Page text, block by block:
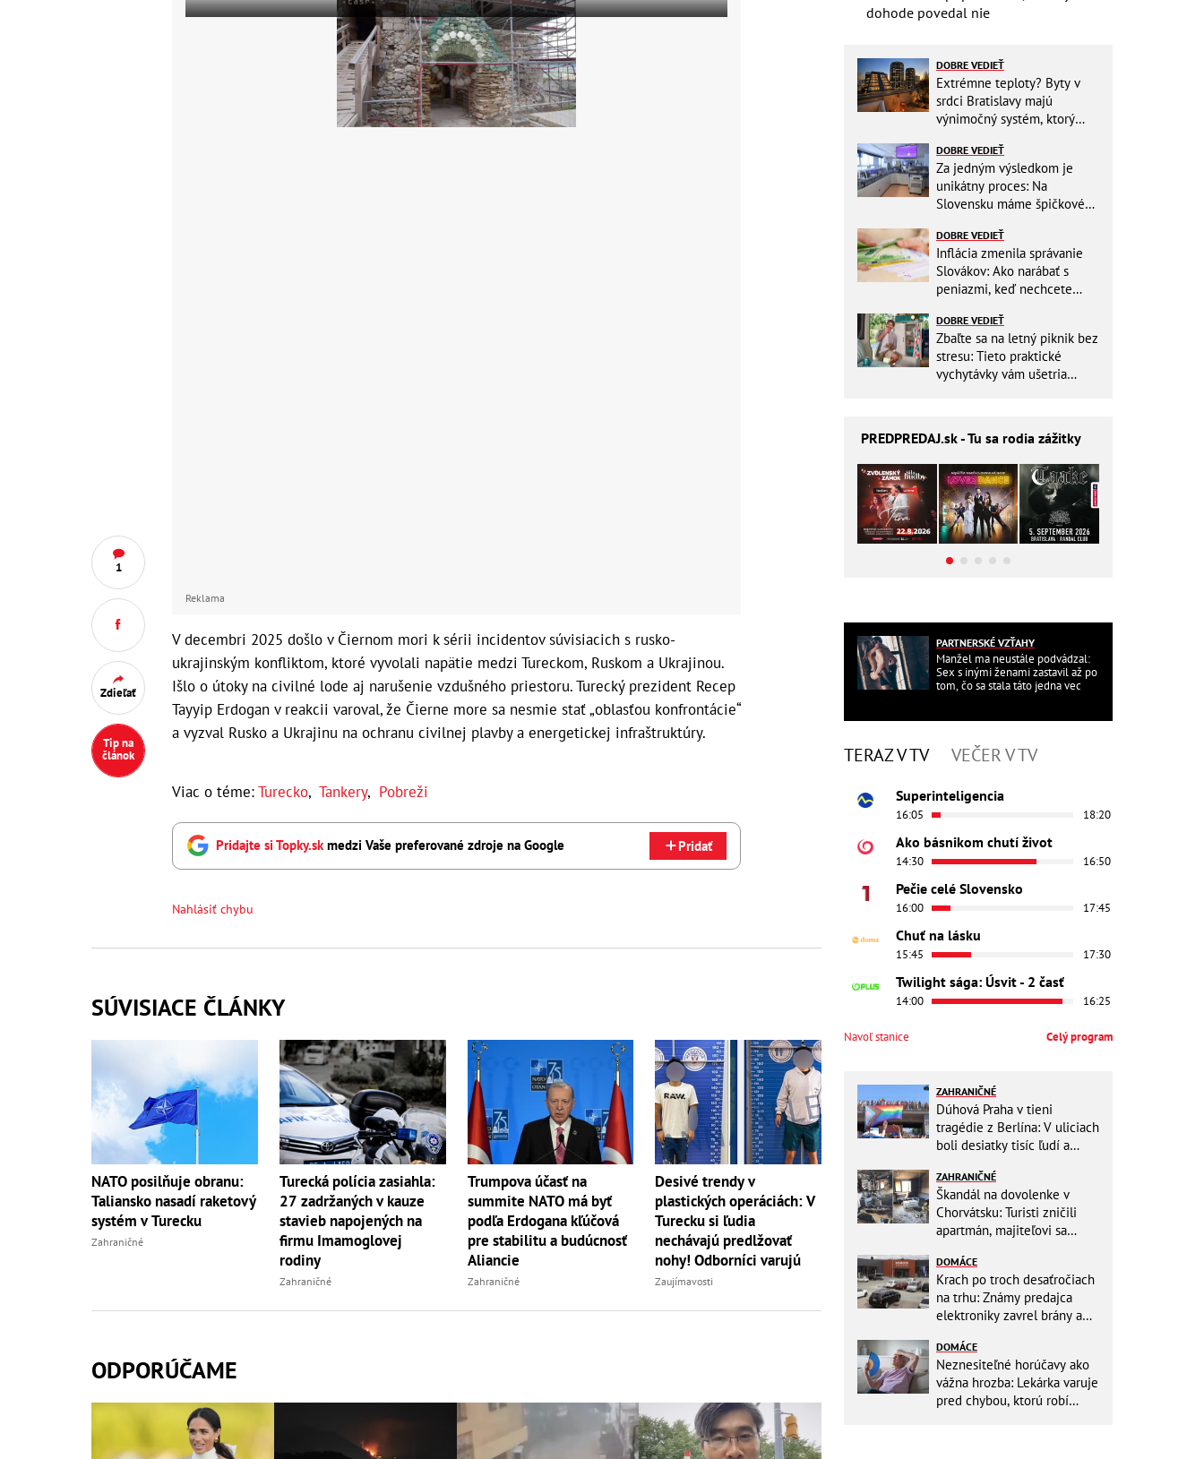
1
Zdieľať
Tip na
článok
Reklama
V decembri 2025 došlo v Čiernom mori k sérii incidentov súvisiacich s rusko-
ukrajinským konfliktom, ktoré vyvolali napätie medzi Tureckom, Ruskom a Ukrajinou.
Išlo o útoky na civilné lode aj narušenie vzdušného priestoru. Turecký prezident Recep
Tayyip Erdogan v reakcii varoval, že Čierne more sa nesmie stať „oblasťou konfrontácie“
a vyzval Rusko a Ukrajinu na ochranu civilnej plavby a energetickej infraštruktúry.
Viac o téme:Turecko, Tankery, Pobreži
Pridajte si Topky.skmedzi Vaše preferované zdroje na Google Pridať
Nahlásiť chybu
SÚVISIACE ČLÁNKY
NATO posilňuje obranu:
Taliansko nasadí raketový
systém v Turecku
Zahraničné
Turecká polícia zasiahla:
27 zadržaných v kauze
stavieb napojených na
firmu Imamoglovej
rodiny
Zahraničné
Trumpova účasť na
summite NATO má byť
podľa Erdogana kľúčová
pre stabilitu a budúcnosť
Aliancie
Zahraničné
Desivé trendy v
plastických operáciách: V
Turecku si ľudia
nechávajú predlžovať
nohy! Odborníci varujú
Zaujímavosti
ODPORÚČAME
dohode povedal nie
DOBRE VEDIEŤ
Extrémne teploty? Byty v
srdci Bratislavy majú
výnimočný systém, ktorý
DOBRE VEDIEŤ
Za jedným výsledkom je
unikátny proces: Na
Slovensku máme špičkové
DOBRE VEDIEŤ
Inflácia zmenila správanie
Slovákov: Ako narábať s
peniazmi, keď nechcete
DOBRE VEDIEŤ
Zbaľte sa na letný piknik bez
stresu: Tieto praktické
vychytávky vám ušetria
PREDPREDAJ.sk - Tu sa rodia zážitky
PARTNERSKÉ VZŤAHY
Manžel ma neustále podvádzal:
Sex s inými ženami zastavil až po
tom, čo sa stala táto jedna vec
TERAZ V TV VEČER V TV
Superinteligencia
16:05 18:20
Ako básnikom chutí život
14:30 16:50
Pečie celé Slovensko
16:00 17:45
Chuť na lásku
15:45 17:30
Twilight sága: Úsvit - 2 časť
14:00 16:25
Navoľ stanice Celý program
ZAHRANIČNÉ
Dúhová Praha v tieni
tragédie z Berlína: V uliciach
boli desiatky tisíc ľudí a
ZAHRANIČNÉ
Škandál na dovolenke v
Chorvátsku: Turisti zničili
apartmán, majiteľovi sa
preplatiť hotel
DOMÁCE
Krach po troch desaťročiach
na trhu: Známy predajca
elektroniky zavrel brány a
DOMÁCE
Neznesiteľné horúčavy ako
vážna hrozba: Lekárka varuje
pred chybou, ktorú robí